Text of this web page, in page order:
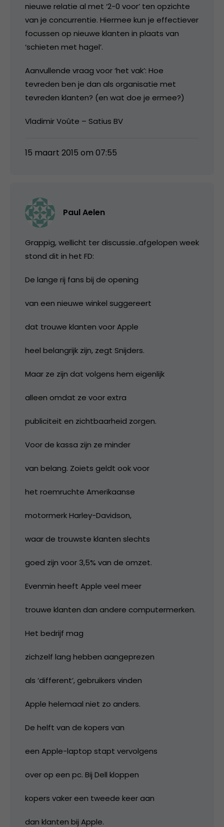
nieuwe relatie al met ‘2-0 voor’ ten opzichte
van je concurrentie. Hiermee kun je effectiever
focussen op nieuwe klanten in plaats van
‘schieten met hagel’.
Aanvullende vraag voor ‘het vak’: Hoe
tevreden ben je dan als organisatie met
tevreden klanten? (en wat doe je ermee?)
Vladimir Voûte – Satius BV
15 maart 2015 om 07:55
Paul Aelen
Grappig, wellicht ter discussie..afgelopen week
stond dit in het FD:
De lange rij fans bij de opening
van een nieuwe winkel suggereert
dat trouwe klanten voor Apple
heel belangrijk zijn, zegt Snijders.
Maar ze zijn dat volgens hem eigenlijk
alleen omdat ze voor extra
publiciteit en zichtbaarheid zorgen.
Voor de kassa zijn ze minder
van belang. Zoiets geldt ook voor
het roemruchte Amerikaanse
motormerk Harley-Davidson,
waar de trouwste klanten slechts
goed zijn voor 3,5% van de omzet.
Evenmin heeft Apple veel meer
trouwe klanten dan andere computermerken.
Het bedrijf mag
zichzelf lang hebben aangeprezen
als ‘different’, gebruikers vinden
Apple helemaal niet zo anders.
De helft van de kopers van
een Apple-laptop stapt vervolgens
over op een pc. Bij Dell kloppen
kopers vaker een tweede keer aan
dan klanten bij Apple.